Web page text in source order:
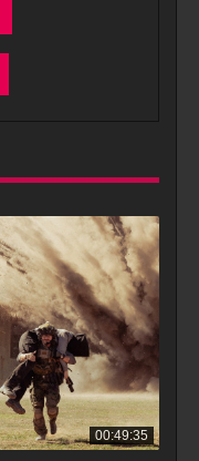
00:49:35